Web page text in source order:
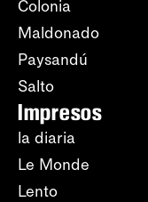
Colonia
Maldonado
Paysandú
Salto
Impresos
la diaria
Le Monde
Lento